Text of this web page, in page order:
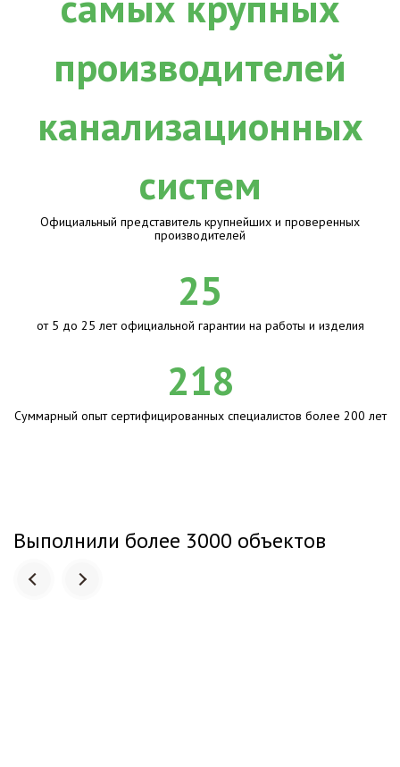
Официальный представитель крупнейших и проверенных
производителей
25
от 5 до 25 лет официальной гарантии на работы и изделия
218
Суммарный опыт сертифицированных специалистов более 200 лет
Выполнили более 3000 объектов